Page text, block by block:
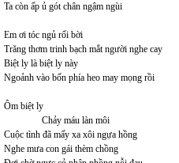
Ta còn ấp ủ gót chân ngậm ngùi
Em ơi tóc ngủ rối bời
Trăng thơm trinh bạch mắt người nghe cay
Biệt ly là biệt ly này
Ngoảnh vào bốn phía heo may mọng rồi
Ôm biệt ly
Chảy máu làn môi
Cuộc tình đã mấy xa xôi ngựa hồng
Nghe mưa con gái thèm chồng